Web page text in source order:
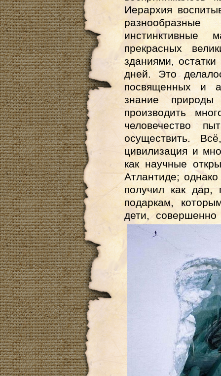
Иерархия
прекрасных
зданиями,
дней. Это
посвященных и
знание
производить
человечество
осуществить.
цивилизация и
как научные
Атлантиде;
получил как дар,
подаркам,
дети,